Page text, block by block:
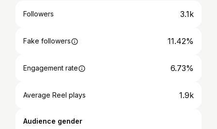
Followers 3.1k
Fake followers 11.42%
Engagement rate 6.73%
Average Reel plays 1.9k
Audience gender